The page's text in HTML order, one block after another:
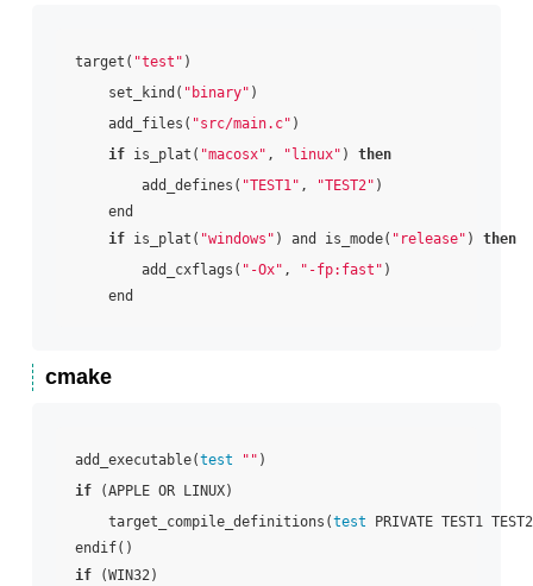
target( "test" )
set_kind( "binary" )
add_files( "src/main.c" )
if is_plat( "macosx" , "linux" ) then
add_defines( "TEST1" , "TEST2" )
end
if is_plat( "windows" ) and is_mode( "release" ) then
add_cxflags( "-Ox" , "-fp:fast" )
cmake
add_executable(test ""
if (APPLE OR LINUX)
target_compile_definitions(test PRIVATE TEST1
if (WIN32)